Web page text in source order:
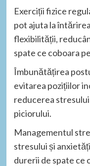
Exerciții fizice
pot ajuta la
flexibilității,
spate ce coboara
Îmbunătățirea
evitarea pozițiilor
reducerea
piciorului.
Managementul
stresului și
durerii de spate ce